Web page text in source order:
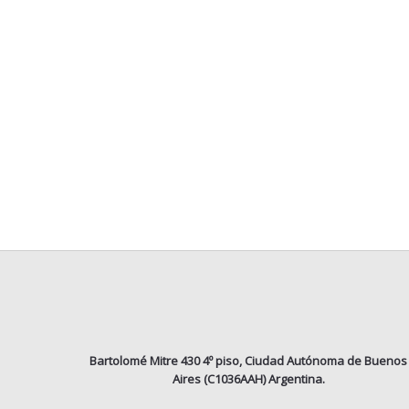
Bartolomé Mitre 430 4º piso, Ciudad Autónoma de Buenos
Aires (C1036AAH) Argentina.